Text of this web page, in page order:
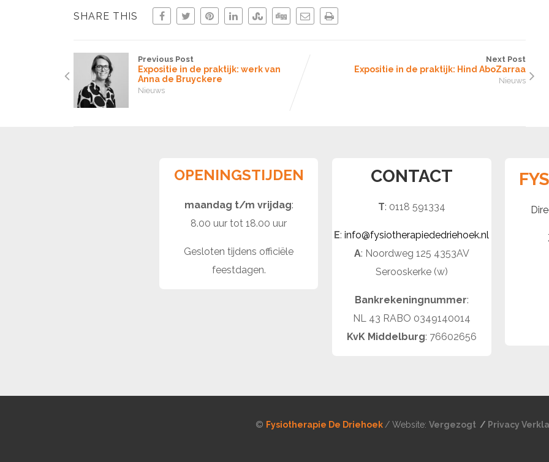
SHARE THIS
Previous Post
Expositie in de praktijk: werk van
Anna de Bruyckere
Nieuws
Next Post
Expositie in de praktijk: Hind AboZarraa
Nieuws
OPENINGSTIJDEN
maandag t/m vrijdag:
8.00 uur tot 18.00 uur
Gesloten tijdens officiële
feestdagen.
CONTACT
T: 0118 591334
E: info@fysiotherapiededriehoek.nl
A: Noordweg 125 4353AV
Serooskerke (w)
Bankrekeningnummer:
NL 43 RABO 0349140014
KvK Middelburg: 76602656
© Fysiotherapie De Driehoek / Website:Vergezogt / Privacy